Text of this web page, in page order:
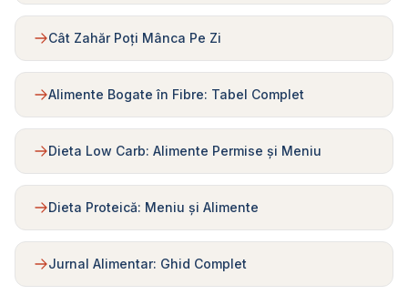
Cât Zahăr Poți Mânca Pe Zi
Alimente Bogate în Fibre: Tabel Complet
Dieta Low Carb: Alimente Permise și Meniu
Dieta Proteică: Meniu și Alimente
Jurnal Alimentar: Ghid Complet